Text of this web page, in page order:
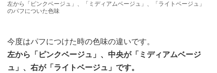
左から「ピンクベージュ」、「ミディアムベージュ」、「ライトベージュ」
のパフについた色味
今度はパフにつけた時の色味の違いです。
左から「ピンクベージュ」、中央が「ミディアムベージ
ュ」、右が「ライトベージュ」です。